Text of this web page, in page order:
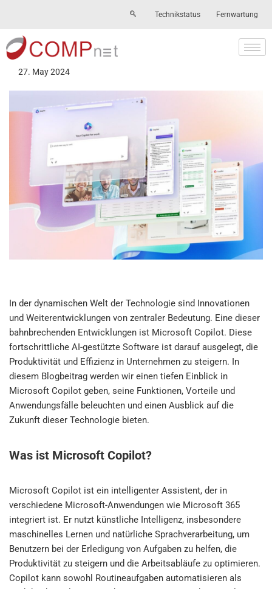
Skip
to
content
Technikstatus Fernwartung
27. May 2024
In der dynamischen Welt der Technologie sind Innovationen
und Weiterentwicklungen von zentraler Bedeutung. Eine dieser
bahnbrechenden Entwicklungen ist Microsoft Copilot. Diese
fortschrittliche AI-gestützte Software ist darauf ausgelegt, die
Produktivität und Effizienz in Unternehmen zu steigern. In
diesem Blogbeitrag werden wir einen tiefen Einblick in
Microsoft Copilot geben, seine Funktionen, Vorteile und
Anwendungsfälle beleuchten und einen Ausblick auf die
Zukunft dieser Technologie bieten.
Was ist Microsoft Copilot?
Microsoft Copilot ist ein intelligenter Assistent, der in
verschiedene Microsoft-Anwendungen wie Microsoft 365
integriert ist. Er nutzt künstliche Intelligenz, insbesondere
maschinelles Lernen und natürliche Sprachverarbeitung, um
Benutzern bei der Erledigung von Aufgaben zu helfen, die
Produktivität zu steigern und die Arbeitsabläufe zu optimieren.
Copilot kann sowohl Routineaufgaben automatisieren als